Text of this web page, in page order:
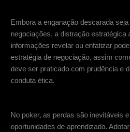
Embora a enganação descarada
negociações, a distração estratégica
informações revelar ou enfatizar
estratégia de negociação, assim
deve ser praticado com prudência e
conduta ética.
No poker, as perdas são inevitáveis
oportunidades de aprendizado.